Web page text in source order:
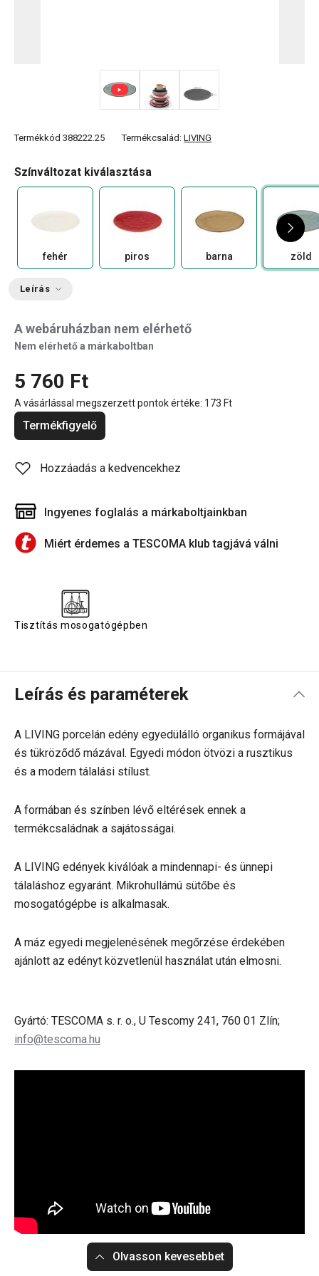
Termékkód 388222.25 Termékcsalád: LIVING
Színváltozat kiválasztása
fehér piros barna zöld
Leírás
A webáruházban nem elérhető
Nem elérhető a márkaboltban
5 760 Ft
A vásárlással megszerzett pontok értéke: 173 Ft
Termékfigyelő
Hozzáadás a kedvencekhez
Ingyenes foglalás a márkaboltjainkban
Miért érdemes a TESCOMA klub tagjává válni
Tisztítás mosogatógépben
Leírás és paraméterek
A LIVING porcelán edény egyedülálló organikus formájával
és tükröződő mázával. Egyedi módon ötvözi a rusztikus
és a modern tálalási stílust.
A formában és színben lévő eltérések ennek a
termékcsaládnak a sajátosságai.
A LIVING edények kiválóak a mindennapi- és ünnepi
tálaláshoz egyaránt. Mikrohullámú sütőbe és
mosogatógépbe is alkalmasak.
A máz egyedi megjelenésének megőrzése érdekében
ajánlott az edényt közvetlenül használat után elmosni.
Gyártó: TESCOMA s. r. o., U Tescomy 241, 760 01 Zlín;
info@tescoma.hu
Olvasson kevesebbet